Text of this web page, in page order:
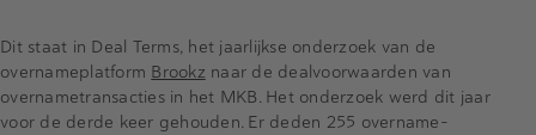
Dit staat in Deal Terms, het jaarlijkse onderzoek van de
overnameplatform Brookz naar de dealvoorwaarden van
overnametransacties in het MKB. Het onderzoek werd dit jaar
voor de derde keer gehouden. Er deden 255 overname-